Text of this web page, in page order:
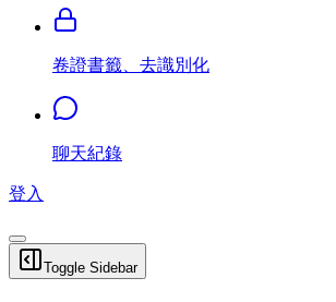
卷證書籤、去識別化
聊天紀錄
登入
Toggle Sidebar